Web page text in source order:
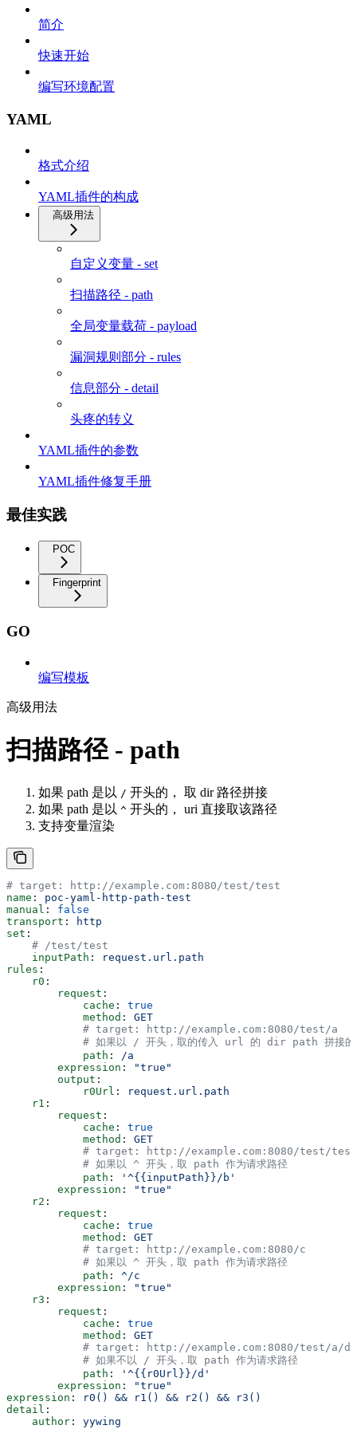
简介
快速开始
编写环境配置
YAML
格式介绍
YAML插件的构成
高级用法
自定义变量 - set
扫描路径 - path
全局变量载荷 - payload
漏洞规则部分 - rules
信息部分 - detail
头疼的转义
YAML插件的参数
YAML插件修复手册
最佳实践
POC
Fingerprint
GO
编写模板
高级用法
扫描路径 - path
如果 path 是以 / 开头的， 取 dir 路径拼接
如果 path 是以 ^ 开头的， uri 直接取该路径
支持变量渲染
# target: http://example.com:8080/test/test
name : poc-yaml-http-path-test
manual : false
transport :
http
set :
    # /test/test
    inputPath
:
request.url.path
rules :
    r0
:
        request
:
            cache
: true
            method
: GET
            # target: http://example.com:8080/test/a
# 如果以 / 开头，取的传入 url 的 dir path 拼接的
            path
: /a
        expression
:
"true"
        output
:
            r0Url
:
request.url.path
    r1
:
        request
:
            cache
: true
            method
: GET
# target: http://example.com:8080/test/
            # 如果以 ^ 开头，取 path 作为请求路径
            path
:
'^{{inputPath}}/b'
        expression
:
"true"
    r2
:
        request
:
            cache
: true
            method
: GET
            # target: http://example.com:8080/c
            # 如果以 ^ 开头，取 path 作为请求路径
            path
: ^/c
        expression
:
"true"
    r3
:
        request
:
            cache
: true
            method
: GET
            # target: http://example.com:8080/test/a/d
            # 如果不以 / 开头，取 path 作为请求路径
            path
:
'^{{r0Url}}/d'
        expression
:
"true"
expression :
r0() && r1() && r2() && r3()
detail :
    author
: yywing